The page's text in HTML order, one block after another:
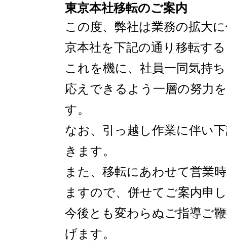
東京本社移転のご案内
この度、弊社は業務の拡大
京本社を下記の通り移転す
これを機に、社員一同気持
応えできるよう一層の努力
す。
なお、引っ越し作業に伴い
きます。
また、移転にあわせて営業
ますので、併せてご案内申
今後とも変わらぬご指導ご
げます。